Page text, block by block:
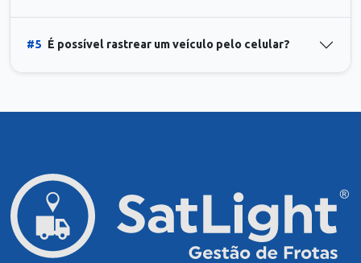
#5 É possível rastrear um veículo pelo celular?